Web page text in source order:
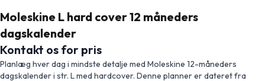
Moleskine L hard cover 12 måneders
dagskalender
Kontakt os for pris
Planlæg hver dag i mindste detalje med Moleskine 12-måneders
dagskalender i str. L med hardcover. Denne planner er dateret fra